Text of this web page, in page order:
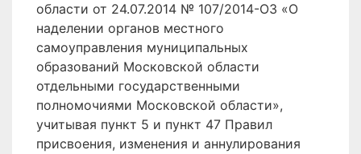
области от 24.07.2014 № 107/2014-ОЗ «О
наделении органов местного
самоуправления муниципальных
образований Московской области
отдельными государственными
полномочиями Московской области»,
учитывая пункт 5 и пункт 47 Правил
присвоения, изменения и аннулирования